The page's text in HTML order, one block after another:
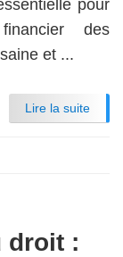
pour
des
et ...
Lire la suite
droit :